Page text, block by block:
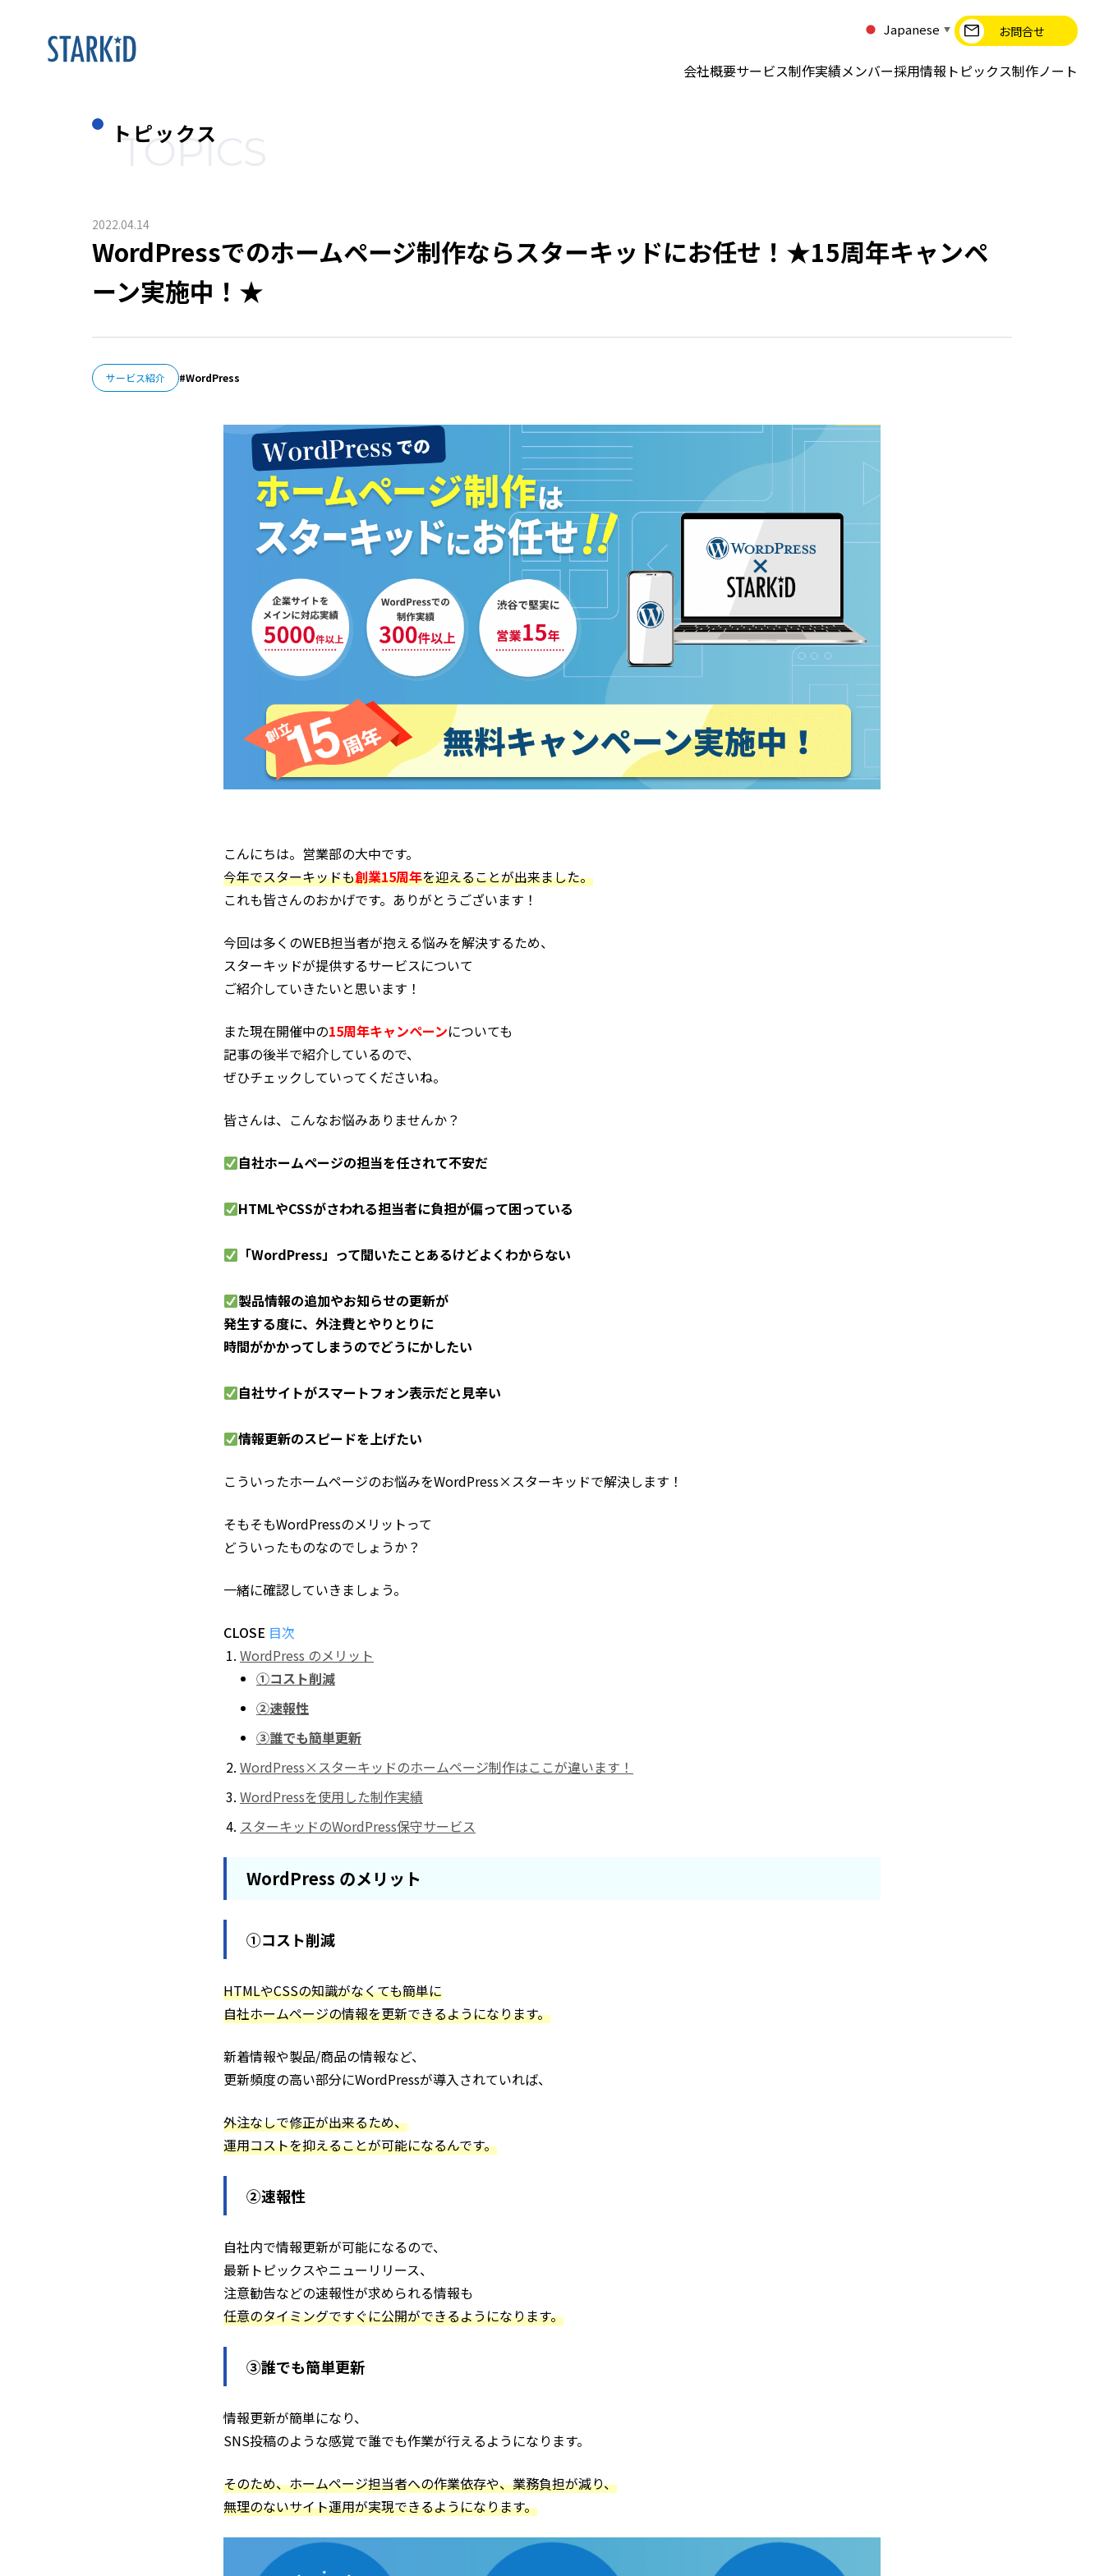
Japanese ▼ お問合せ
会社概要サービス制作実績メンバー採用情報 トピックス制作ノート
トピックス
TOPICS
2022.04.14
WordPressでのホームページ制作ならスターキッドにお任せ！★15周年キャンペ
ーン実施中！★
サービス紹介 WordPress
こんにちは。営業部の大中です。
今年でスターキッドも創業15周年を迎えることが出来ました。
これも皆さんのおかげです。ありがとうございます！
今回は多くのWEB担当者が抱える悩みを解決するため、
スターキッドが提供するサービスについて
ご紹介していきたいと思います！
また現在開催中の15周年キャンペーンについても
記事の後半で紹介しているので、
ぜひチェックしていってくださいね。
皆さんは、こんなお悩みありませんか？
自社ホームページの担当を任されて不安だ
HTMLやCSSがさわれる担当者に負担が偏って困っている
「WordPress」って聞いたことあるけどよくわからない
製品情報の追加やお知らせの更新が
発生する度に、外注費とやりとりに
時間がかかってしまうのでどうにかしたい
自社サイトがスマートフォン表示だと見辛い
情報更新のスピードを上げたい
こういったホームページのお悩みをWordPress×スターキッドで解決します！
そもそもWordPressのメリットって
どういったものなのでしょうか？
一緒に確認していきましょう。
CLOSE 目次
WordPress のメリット
①コスト削減
②速報性
③誰でも簡単更新
WordPress×スターキッドのホームページ制作はここが違います！
WordPressを使用した制作実績
スターキッドのWordPress保守サービス
WordPress のメリット
①コスト削減
HTMLやCSSの知識がなくても簡単に
自社ホームページの情報を更新できるようになります。
新着情報や製品/商品の情報など、
更新頻度の高い部分にWordPressが導入されていれば、
外注なしで修正が出来るため、
運用コストを抑えることが可能になるんです。
②速報性
自社内で情報更新が可能になるので、
最新トピックスやニューリリース、
注意勧告などの速報性が求められる情報も
任意のタイミングですぐに公開ができるようになります。
③誰でも簡単更新
情報更新が簡単になり、
SNS投稿のような感覚で誰でも作業が行えるようになります。
そのため、ホームページ担当者への作業依存や、業務負担が減り、
無理のないサイト運用が実現できるようになります。